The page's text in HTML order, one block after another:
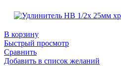
В корзину
Быстрый просмотр
Сравнить
Добавить в список желаний